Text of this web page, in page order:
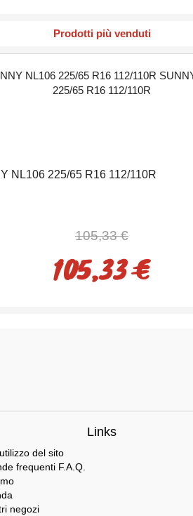
Prodotti più venduti
NL106 225/65 R16 112/110R
105,33 €
105,33 €
Links
del sito
frequenti F.A.Q.
negozi